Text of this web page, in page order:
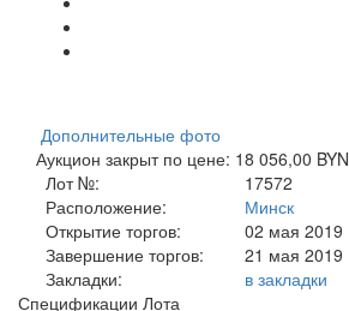
Дополнительные фото
Аукцион закрыт по цене: 18 056,00 BYN
Лот №:
17572
Расположение:
Минск
Открытие торгов:
02 мая 2019
Завершение торгов:
21 мая 2019
Закладки:
в закладки
Спецификации Лота